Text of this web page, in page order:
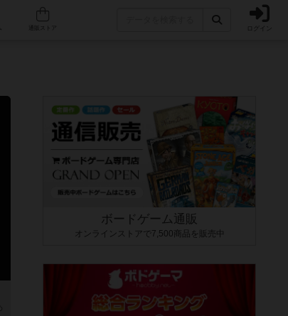
人気ボードゲーム ログイン
ボードゲーム通販
オンラインストアで7,500商品を販売中